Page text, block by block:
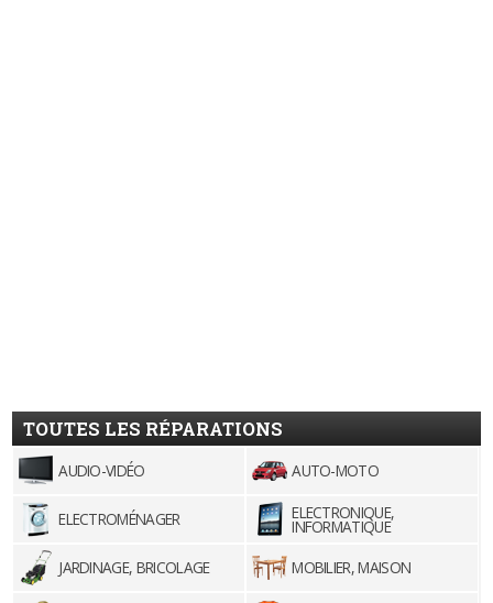
TOUTES LES RÉPARATIONS
AUDIO-VIDÉO AUTO-MOTO
ELECTROMÉNAGER ELECTRONIQUE,
INFORMATIQUE
JARDINAGE, BRICOLAGE
MOBILIER, MAISON